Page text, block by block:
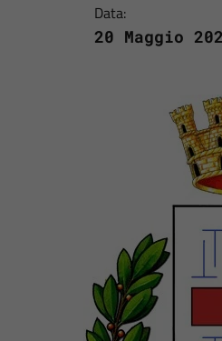
Data:
20 Maggio